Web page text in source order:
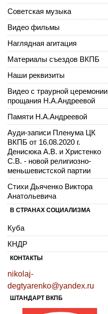
Советская музыка
Видео фильмы
Наглядная агитация
Материалы съездов ВКПБ
Наши реквизиты
Видео с траурной церемонии
прощания Н.А.Андреевой
Памяти Н.А.Андреевой
Ауди-записи Пленума ЦК
ВКПБ от 16.08.2020 г.
Денисюка А.В. и Христенко
С.В. - новой религиозно-
меньшевистской партии
Стихи Дьяченко Виктора
Анатольевича
В СТРАНАХ СОЦИАЛИЗМА
Куба
КНДР
КОНТАКТЫ
nikolaj-
degtyarenko@yandex.ru
ШТАНДАРТ ВКПБ